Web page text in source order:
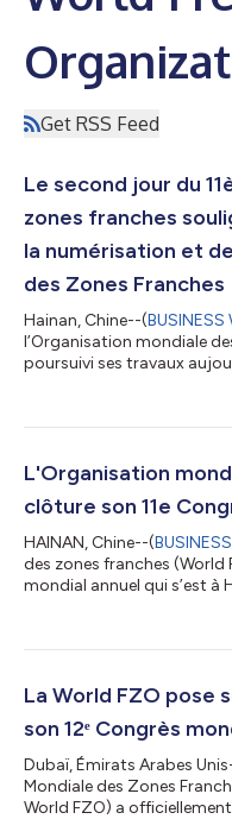
Get RSS Feed
Le second jour du
zones franches
la numérisation et
des Zones Franches
Hainan, Chine--(BUSINESS
l’Organisation mondiale
poursuivi ses travaux
permettant de renforcer
de l’Organisation
poursuivi ses t...
L'Organisation
clôture son 11e
HAINAN, Chine--(
des zones franches (World
mondial annuel qui s’est à
des représentants
l'Assemblée générale
de résolutions
La World FZO pose
son 12ᵉ Congrès
Dubaï, Émirats Arabes
Mondiale des Zones
World FZO) a